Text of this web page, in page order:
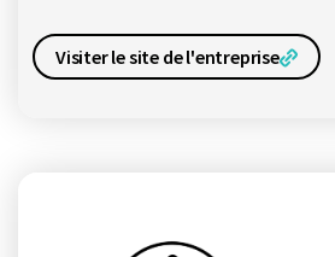
Visiter le site de l'entreprise